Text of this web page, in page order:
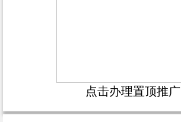
点击办理置顶推广